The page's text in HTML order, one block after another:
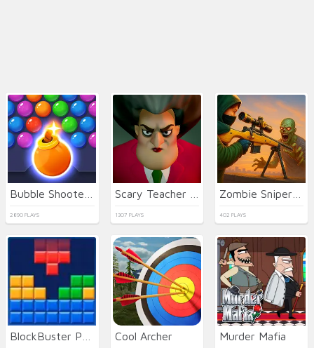
2890 PLAYS 1307 PLAYS 402 PLAYS
Cool Archer Murder Mafia